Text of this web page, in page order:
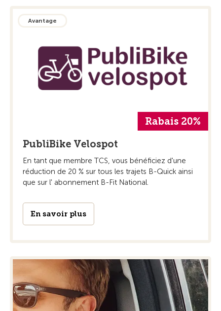
Avantage
Rabais 20%
PubliBike Velospot
En tant que membre TCS, vous bénéficiez d'une
réduction de 20 % sur tous les trajets B-Quick ainsi
que sur l' abonnement B-Fit National.
En savoir plus